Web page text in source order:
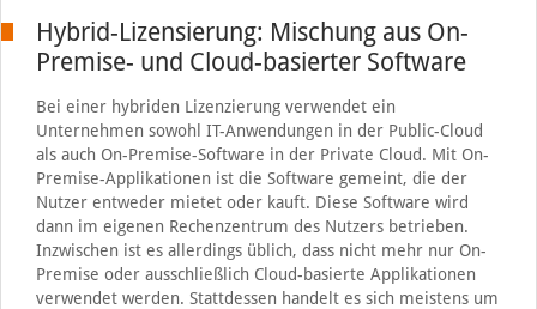
Hybrid-Lizensierung: Mischung aus On-
Premise- und Cloud-basierter Software
Bei einer hybriden Lizenzierung verwendet ein
Unternehmen sowohl IT-Anwendungen in der Public-Cloud
als auch On-Premise-Software in der Private Cloud. Mit On-
Premise-Applikationen ist die Software gemeint, die der
Nutzer entweder mietet oder kauft. Diese Software wird
dann im eigenen Rechenzentrum des Nutzers betrieben.
Inzwischen ist es allerdings üblich, dass nicht mehr nur On-
Premise oder ausschließlich Cloud-basierte Applikationen
verwendet werden. Stattdessen handelt es sich meistens um